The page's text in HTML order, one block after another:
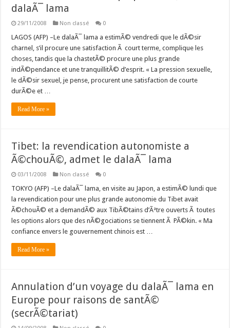
dalaÃ¯ lama
29/11/2008 Non classé 0
LAGOS (AFP) –Le dalaÃ¯ lama a estimÃ© vendredi que le dÃ©sir
charnel, s’il procure une satisfaction Ã court terme, complique les
choses, tandis que la chastetÃ© procure une plus grande
indÃ©pendance et une tranquillitÃ© d’esprit. « La pression sexuelle,
le dÃ©sir sexuel, je pense, procurent une satisfaction de courte
durÃ©e et …
Read More »
Tibet: la revendication autonomiste a
Ã©chouÃ©, admet le dalaÃ¯ lama
03/11/2008 Non classé 0
TOKYO (AFP) –Le dalaÃ¯ lama, en visite au Japon, a estimÃ© lundi que
la revendication pour une plus grande autonomie du Tibet avait
Ã©chouÃ© et a demandÃ© aux TibÃ©tains d’Ãªtre ouverts Ã toutes
les options alors que des nÃ©gociations se tiennent Ã PÃ©kin. « Ma
confiance envers le gouvernement chinois est …
Read More »
Annulation d’un voyage du dalaÃ¯ lama en
Europe pour raisons de santÃ©
(secrÃ©tariat)